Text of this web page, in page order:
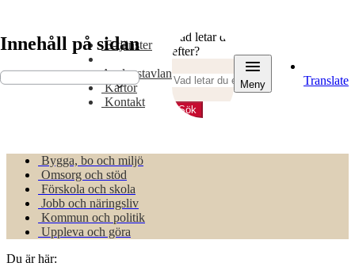
innehåll
huvudmeny
Translate
E-tjänster
Anslagstavlan
Kartor
Kontakt
Vad letar du
efter?
Sök
Meny
Bygga, bo och miljö
Omsorg och stöd
Förskola och skola
Jobb och näringsliv
Kommun och politik
Uppleva och göra
Du är här:
Innehåll på sidan